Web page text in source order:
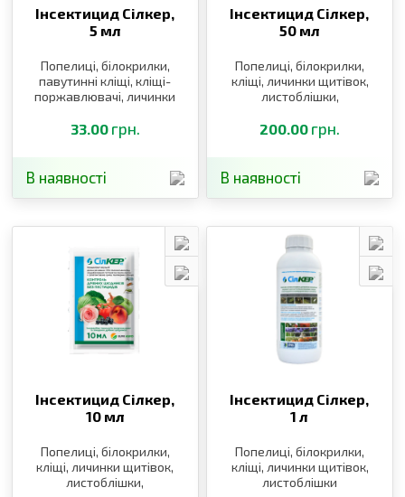
Інсектицид Сілкер,
5 мл
Попелиці, білокрилки,
павутинні кліщі, кліщі-
поржавлювачі, личинки
тютюновий трипс
33.00 грн.
В наявності
Інсектицид Сілкер,
50 мл
Попелиці, білокрилки,
кліщі, личинки щитівок,
листоблішки,
200.00 грн.
В наявності
Інсектицид Сілкер,
10 мл
Попелиці, білокрилки,
кліщі, личинки щитівок,
листоблішки,
Інсектицид Сілкер,
1 л
Попелиці, білокрилки,
кліщі, личинки щитівок,
листоблішки